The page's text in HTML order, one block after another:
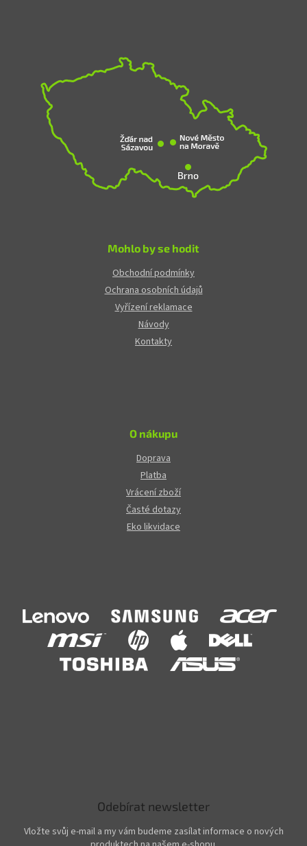
Mohlo by se hodit
Obchodní podmínky
Ochrana osobních údajů
Vyřízení reklamace
Návody
Kontakty
O nákupu
Doprava
Platba
Vrácení zboží
Časté dotazy
Eko likvidace
Odebírat newsletter
Vložte svůj e-mail a my vám budeme zasílat informace o nových